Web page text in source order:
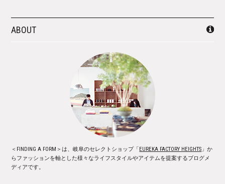
ABOUT
＜FINDING A FORM＞は、岐阜のセレクトショップ「EUREKA FACTORY HEIGHTS 」か
らファッションを軸とした様々なライフスタイルやアイテムを提案するブログメ
ディアです。